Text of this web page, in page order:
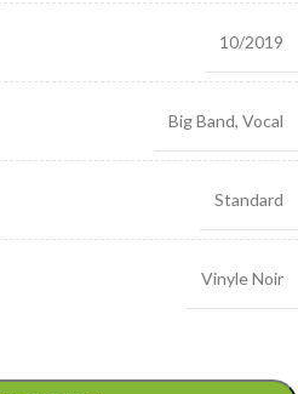
10/2019
Big Band, Vocal
Standard
Vinyle Noir